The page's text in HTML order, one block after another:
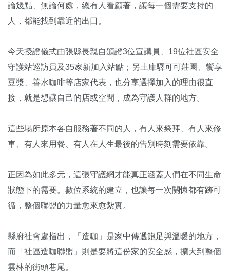
論幾點、無論何處，總有人看顧著，讓每一個需要支持的
人，都能找到靠近的出口。
今天授證儀式由張縣長親自頒證3位宣講員、19位社區安全
守護站巡訪員及35家新加入站點；另土庫驛可可莊園、饗享
豆漿、善水咖啡等店家代表，也分享選擇加入的理由很直
接，就是想讓自己的店或空間，成為守護人群的地方。
這些場所原本各自服務著不同的人，有人來祭拜、有人來修
車、有人來用餐、有人在人生最後的告別時刻需要依靠。
正因為如此多元，這張守護網才能真正涵蓋人們在不同生命
狀態下的需要。數位系統的建立，也讓每一次關懷都有跡可
循，整個聯盟的力量愈來愈紮實。
縣府社會處指出，「造咖」是家中傳遞飽足與溫暖的地方，
而「社區造咖聯盟」則是要將這份家的安全感，擴大到整個
雲林的街頭巷尾。